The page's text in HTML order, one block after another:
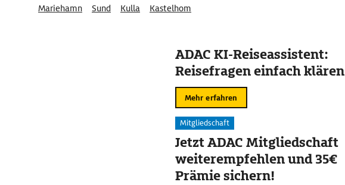
Mariehamn Sund Kulla Kastelhom
ADAC KI-Reiseassistent:
Reisefragen einfach klären
Mehr erfahren
Mitgliedschaft
Jetzt ADAC Mitgliedschaft
weiterempfehlen und 35€
Prämie sichern!